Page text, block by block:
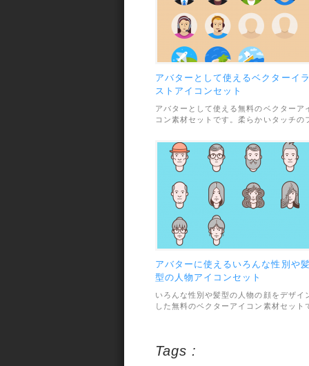
アバターとして使えるベクターイ
ストアイコンセット
アバターとして使える無料のベクターア
コン素材セットです。柔らかいタッチの
る印象を与えたいときにぴったり。素材
ファイル形式はSVGで、利用範囲につい
ては、個人・商用利用問わずOKとなって
います。
アバターに使えるいろんな性別や
型の人物アイコンセット
いろんな性別や髪型の人物の顔をデザイ
した無料のベクターアイコン素材セット
で用意されています。利用範囲について
は、個人・商用利用問わずOKとのことで
Tags :